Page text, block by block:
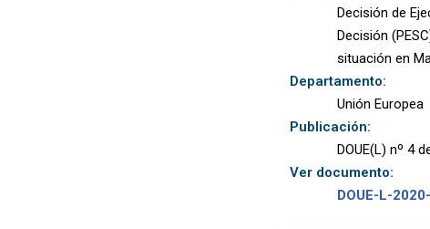
Decisión de
Decisión
situación en
Departamento:
Unión Europea
Publicación:
DOUE(L) nº 4
Ver documento:
DOUE-L-